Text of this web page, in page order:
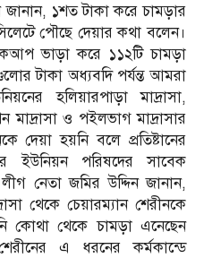
১শত টাকা করে চামড়ার
পৌছে দেয়ার কথা বলেন।
ভাড়া করে ১১২টি চামড়া
টাকা অধ্যবদি পর্যন্ত আমরা
হলিয়ারপাড়া মাদ্রাসা,
মাদ্রাসা ও পইলভাগ মাদ্রাসার
দেয়া হয়নি বলে প্রতিষ্টানের
ইউনিয়ন পরিষদের সাবেক
নেতা জমির উদ্দিন জানান,
থেকে চেয়ারম্যান শেরীনকে
কোথা থেকে চামড়া এনেছেন
এ ধরনের কর্মকান্ডে